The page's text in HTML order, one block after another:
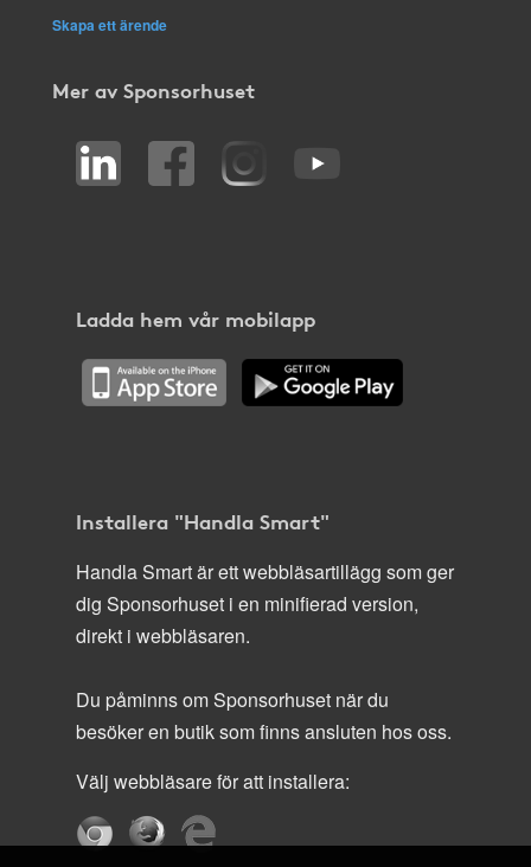
Skapa ett ärende
Mer av Sponsorhuset
Ladda hem vår mobilapp
Installera "Handla Smart"
Handla Smart är ett webbläsartillägg som ger
dig Sponsorhuset i en minifierad version,
direkt i webbläsaren.
Du påminns om Sponsorhuset när du
besöker en butik som finns ansluten hos oss.
Välj webbläsare för att installera: